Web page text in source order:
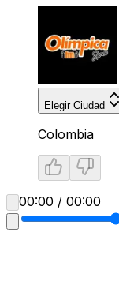
Elegir Ciudad
Colombia
00:00 / 00:00